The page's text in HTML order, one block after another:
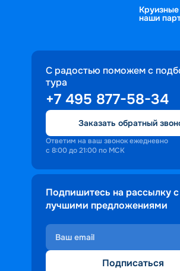
наши
С радостью поможем с
тура
+7 495 877-58-34
Заказать обратный
Ответим на ваш звонок ежедневно
с 8:00 до 21:00 по МСК
Подпишитесь на рассылку с
лучшими предложениями
Подписаться